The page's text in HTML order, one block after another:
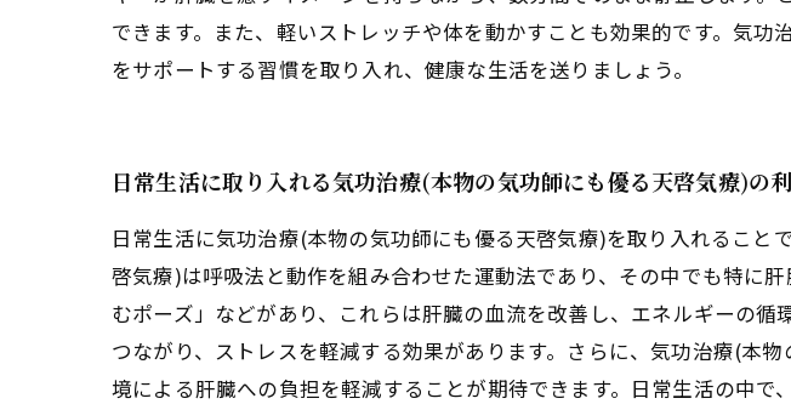
できます。また、軽いストレッチや体を動かすことも効果的です。気
をサポートする習慣を取り入れ、健康な生活を送りましょう。
日常生活に取り入れる気功治療(本物の気功師にも優る天啓気療)の
日常生活に気功治療(本物の気功師にも優る天啓気療)を取り入れるこ
啓気療)は呼吸法と動作を組み合わせた運動法であり、その中でも特に
むポーズ」などがあり、これらは肝臓の血流を改善し、エネルギーの
つながり、ストレスを軽減する効果があります。さらに、気功治療(本
境による肝臓への負担を軽減することが期待できます。日常生活の中